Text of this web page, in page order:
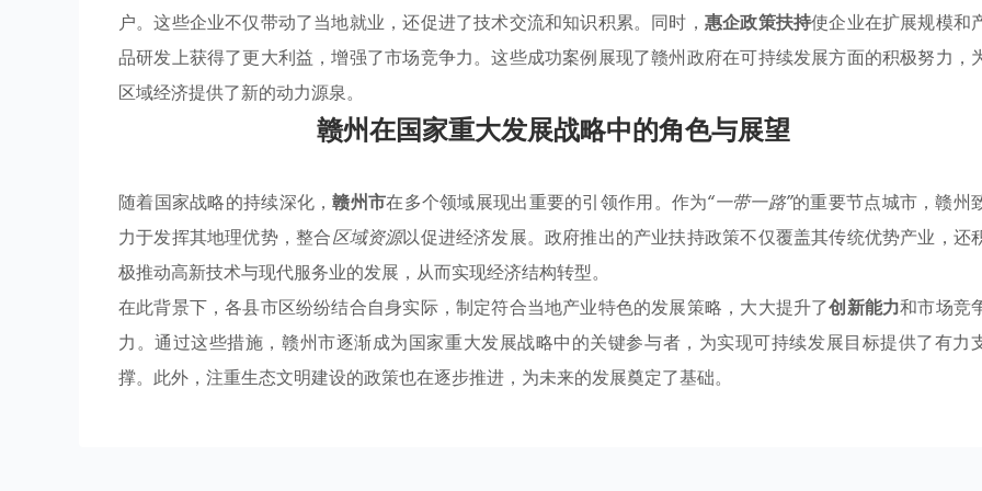
户。这些企业不仅带动了当地就业，还促进了技术交流和知识积累。同时， 惠企政策扶持使企业在扩展规模和
品研发上获得了更大利益，增强了市场竞争力。这些成功案例展现了赣州政府在可持续发展方面的积极努力，
区域经济提供了新的动力源泉。
赣州在国家重大发展战略中的角色与展望
随着国家战略的持续深化，赣州市在多个领域展现出重要的引领作用。作为“一带一路”的重要节点城市，赣州
力于发挥其地理优势，整合区域资源以促进经济发展。政府推出的产业扶持政策不仅覆盖其传统优势产业，还
极推动高新技术与现代服务业的发展，从而实现经济结构转型。
在此背景下，各县市区纷纷结合自身实际，制定符合当地产业特色的发展策略，大大提升了创新能力和市场竞
力。通过这些措施，赣州市逐渐成为国家重大发展战略中的关键参与者，为实现可持续发展目标提供了有力
撑。此外，注重生态文明建设的政策也在逐步推进，为未来的发展奠定了基础。